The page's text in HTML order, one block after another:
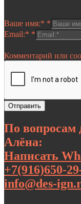
Ваше имя:* *
Email:* *
Комментарий или
Отправить
По вопросам
Алёна:
Написать
+7(916)650-
info@des-